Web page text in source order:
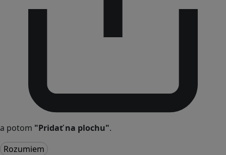
a potom "Pridať na plochu".
Rozumiem